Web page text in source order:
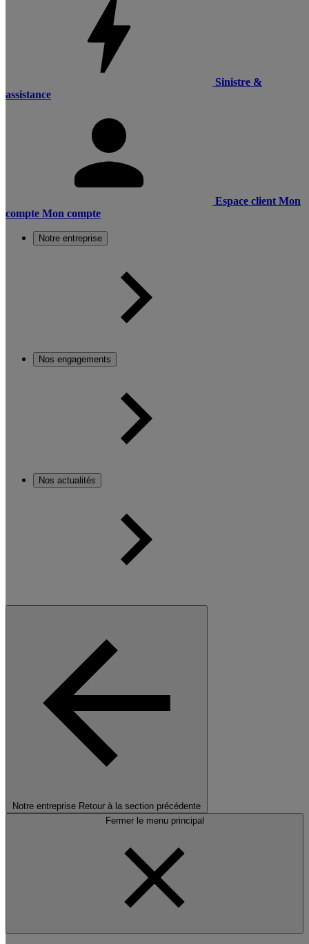
Sinistre &
assistance
Espace client Mon
compte Mon compte
Notre entreprise
Nos engagements
Nos actualités
Notre entreprise Retour à la section précédente
Fermer le menu principal